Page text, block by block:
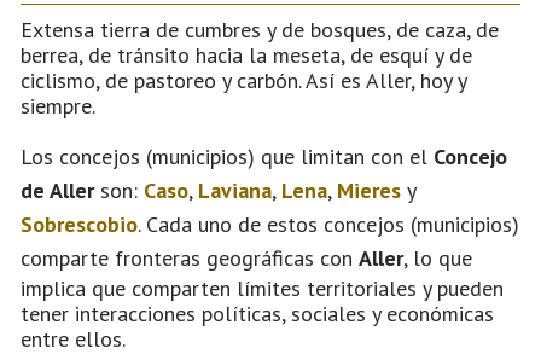
Extensa tierra de cumbres y de bosques, de caza, de
berrea, de tránsito hacia la meseta, de esquí y de
ciclismo, de pastoreo y carbón. Así es Aller, hoy y
siempre.
Los concejos (municipios) que limitan con el Concejo
de Allerson: Caso, Laviana, Lena, Mieres y
Sobrescobio. Cada uno de estos concejos (municipios)
comparte fronteras geográficas con Aller, lo que
implica que comparten límites territoriales y pueden
tener interacciones políticas, sociales y económicas
entre ellos.